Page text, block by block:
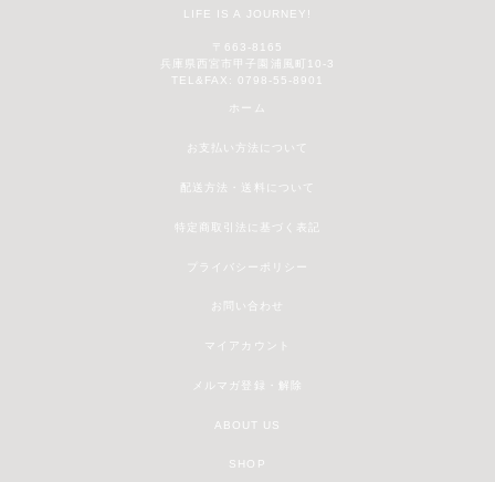
LIFE IS A JOURNEY!
〒663-8165
兵庫県西宮市甲子園浦風町10-3
TEL&FAX: 0798-55-8901
ホーム
お支払い方法について
配送方法・送料について
特定商取引法に基づく表記
プライバシーポリシー
お問い合わせ
マイアカウント
メルマガ登録・解除
ABOUT US
SHOP